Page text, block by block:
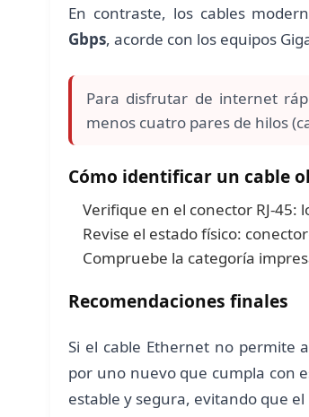
En contraste, los cables
Gbps, acorde con los equipos
Para disfrutar de internet
menos cuatro pares de hilos
Cómo identificar un cable
Verifique en el conector RJ-45:
Revise el estado físico:
Compruebe la categoría
Recomendaciones finales
Si el cable Ethernet no permite
por uno nuevo que cumpla con
estable y segura, evitando que